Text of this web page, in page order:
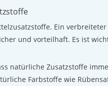
Ein
und vorteilhaft. Es ist
natürliche Zusatzstoffe
Farbstoffe wie